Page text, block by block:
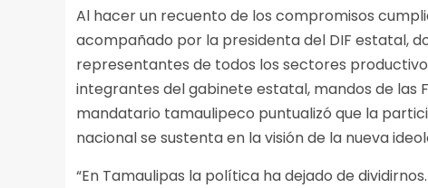
Al hacer un recuento de los compromisos
acompañado por la presidenta del DIF estatal,
representantes de todos los sectores
integrantes del gabinete estatal, mandos de las
mandatario tamaulipeco puntualizó que la
nacional se sustenta en la visión de la nueva
“En Tamaulipas la política ha dejado de